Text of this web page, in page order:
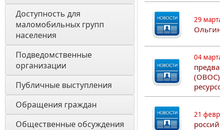
Доступность для
маломобильных групп
населения
Подведомственные
организации
Публичные выступления
Обращения граждан
Общественные обсуждения
29
04
21